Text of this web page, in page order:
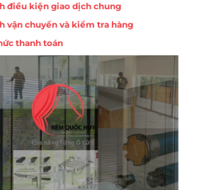
điều kiện giao dịch chung
vận chuyển và kiểm tra hàng
thanh toán